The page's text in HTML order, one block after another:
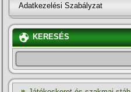
Adatkezelési Szabályzat
KERESÉS